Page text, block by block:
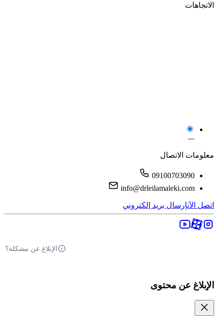
الاتجاهات
—
معلومات الاتصال
09100703090
info@drleilamaleki.com
اتصل الآنإرسال بريد إلكتروني
الإبلاغ عن مشكلة؟
الإبلاغ عن محتوى